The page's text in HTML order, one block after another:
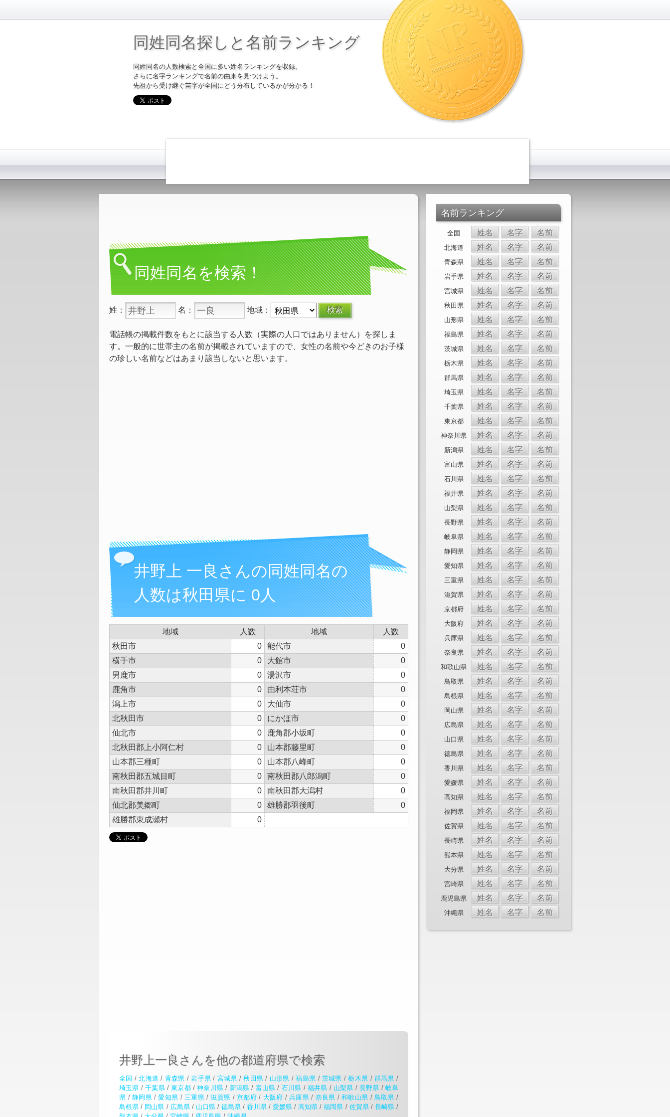
同姓同名探しと名前ランキング
同姓同名の人数検索と全国に多い姓名ランキングを収録。
さらに名字ランキングで名前の由来を見つけよう。
先祖から受け継ぐ苗字が全国にどう分布しているかが分かる！
同姓同名を検索！
姓： 名： 地域：
電話帳の掲載件数をもとに該当する人数（実際の人口ではありません）を探しま
す。一般的に世帯主の名前が掲載されていますので、女性の名前や今どきのお子様
の珍しい名前などはあまり該当しないと思います。
井野上 一良さんの同姓同名の
人数は秋田県に 0人
地域 人数 地域
人数
秋田市
0 能代市
0
横手市
0 大館市
0
男鹿市
0 湯沢市
0
鹿角市
0 由利本荘市
0
潟上市
0 大仙市
0
北秋田市
0 にかほ市
0
仙北市
0 鹿角郡小坂町
0
北秋田郡上小阿仁村
0 山本郡藤里町
0
山本郡三種町
0 山本郡八峰町
0
南秋田郡五城目町
0 南秋田郡八郎潟町
0
南秋田郡井川町
0 南秋田郡大潟村
0
仙北郡美郷町
0 雄勝郡羽後町
0
雄勝郡東成瀬村
0
井野上一良さんを他の都道府県で検索
全国 /北海道 / 青森県 /岩手県 / 宮城県 /秋田県 / 山形県 /福島県 / 茨城県 /栃木県 / 群馬県 /
埼玉県 /千葉県/東京都/神奈川県 / 新潟県 / 富山県 / 石川県 / 福井県 / 山梨県 / 長野県 / 岐阜
県 / 静岡県/愛知県 / 三重県/滋賀県 / 京都府/ 大阪府 /兵庫県/ 奈良県 /和歌山県 / 鳥取県 /
島根県 / 岡山県 / 広島県/ 山口県 /徳島県 /香川県/ 愛媛県/高知県 /福岡県 / 佐賀県/ 長崎県 /
名前ランキング
全国 姓名 名字 名前
北海道 姓名 名字 名前
青森県 姓名 名字 名前
岩手県 姓名 名字 名前
宮城県 姓名 名字 名前
秋田県 姓名 名字 名前
山形県 姓名 名字 名前
福島県 姓名 名字 名前
茨城県 姓名 名字 名前
栃木県 姓名 名字 名前
群馬県 姓名 名字 名前
埼玉県 姓名 名字 名前
千葉県 姓名 名字 名前
東京都 姓名 名字 名前
神奈川県 姓名 名字 名前
新潟県 姓名 名字 名前
富山県 姓名 名字 名前
石川県 姓名 名字 名前
福井県 姓名 名字 名前
山梨県 姓名 名字 名前
長野県 姓名 名字 名前
岐阜県 姓名 名字 名前
静岡県 姓名 名字 名前
愛知県 姓名 名字 名前
三重県 姓名 名字 名前
滋賀県 姓名 名字 名前
京都府 姓名 名字 名前
大阪府 姓名 名字 名前
兵庫県 姓名 名字 名前
奈良県 姓名 名字 名前
和歌山県 姓名 名字 名前
鳥取県 姓名 名字 名前
島根県 姓名 名字 名前
岡山県 姓名 名字 名前
広島県 姓名 名字 名前
山口県 姓名 名字 名前
徳島県 姓名 名字 名前
香川県 姓名 名字 名前
愛媛県 姓名 名字 名前
高知県 姓名 名字 名前
福岡県 姓名 名字 名前
佐賀県 姓名 名字 名前
長崎県 姓名 名字 名前
熊本県 姓名 名字 名前
大分県 姓名 名字 名前
宮崎県 姓名 名字 名前
鹿児島県 姓名 名字 名前
沖縄県 姓名 名字 名前